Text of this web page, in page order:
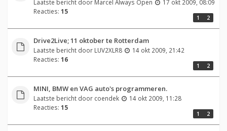
Laatste bericht door Marcel Always Open
17 okt 2009, 08:09
Reacties: 15
1 2
Drive2Live; 11 oktober te Rotterdam
Laatste bericht door LUV2XLR8
14 okt 2009, 21:42
Reacties: 16
1 2
MINI, BMW en VAG auto's programmeren.
Laatste bericht door coendek
14 okt 2009, 11:28
Reacties: 15
1 2